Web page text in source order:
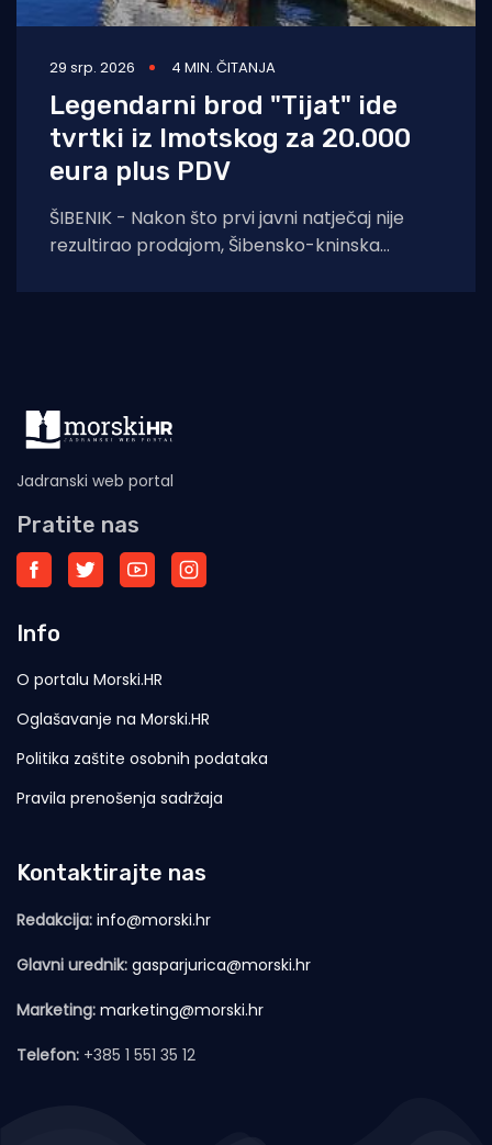
29 srp. 2026 4 MIN. ČITANJA
Legendarni brod "Tijat" ide
tvrtki iz Imotskog za 20.000
eura plus PDV
ŠIBENIK - Nakon što prvi javni natječaj nije
rezultirao prodajom, Šibensko-kninska
Jadranski web portal
Pratite nas
Info
O portalu Morski.HR
Oglašavanje na Morski.HR
Politika zaštite osobnih podataka
Pravila prenošenja sadržaja
Kontaktirajte nas
Redakcija: info@morski.hr
Glavni urednik: gasparjurica@morski.hr
Marketing: marketing@morski.hr
Telefon: +385 1 551 35 12